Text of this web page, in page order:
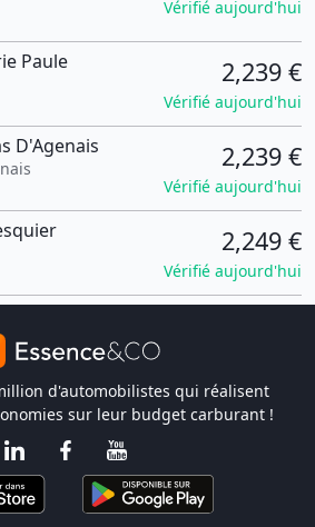
Vérifié aujourd'hui
Paule 2,239 €
Vérifié aujourd'hui
D'Agenais 2,239 €
Vérifié aujourd'hui
2,249 €
Vérifié aujourd'hui
d'automobilistes qui réalisent
sur leur budget carburant !